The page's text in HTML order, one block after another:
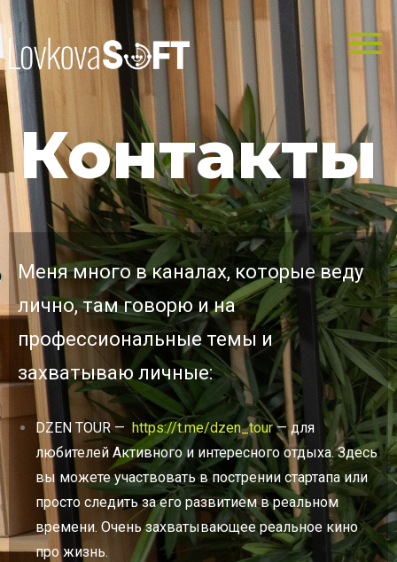
Контакты
Меня много в каналах, которые веду
лично, там говорю и на
профессиональные темы и
захватываю личные:
DZEN TOUR — https://t.me/dzen_tour— для
любителей Активного и интересного отдыха. Здесь
вы можете участвовать в пострении стартапа или
просто следить за его развитием в реальном
времени. Очень захватывающее реальное кино
про жизнь.